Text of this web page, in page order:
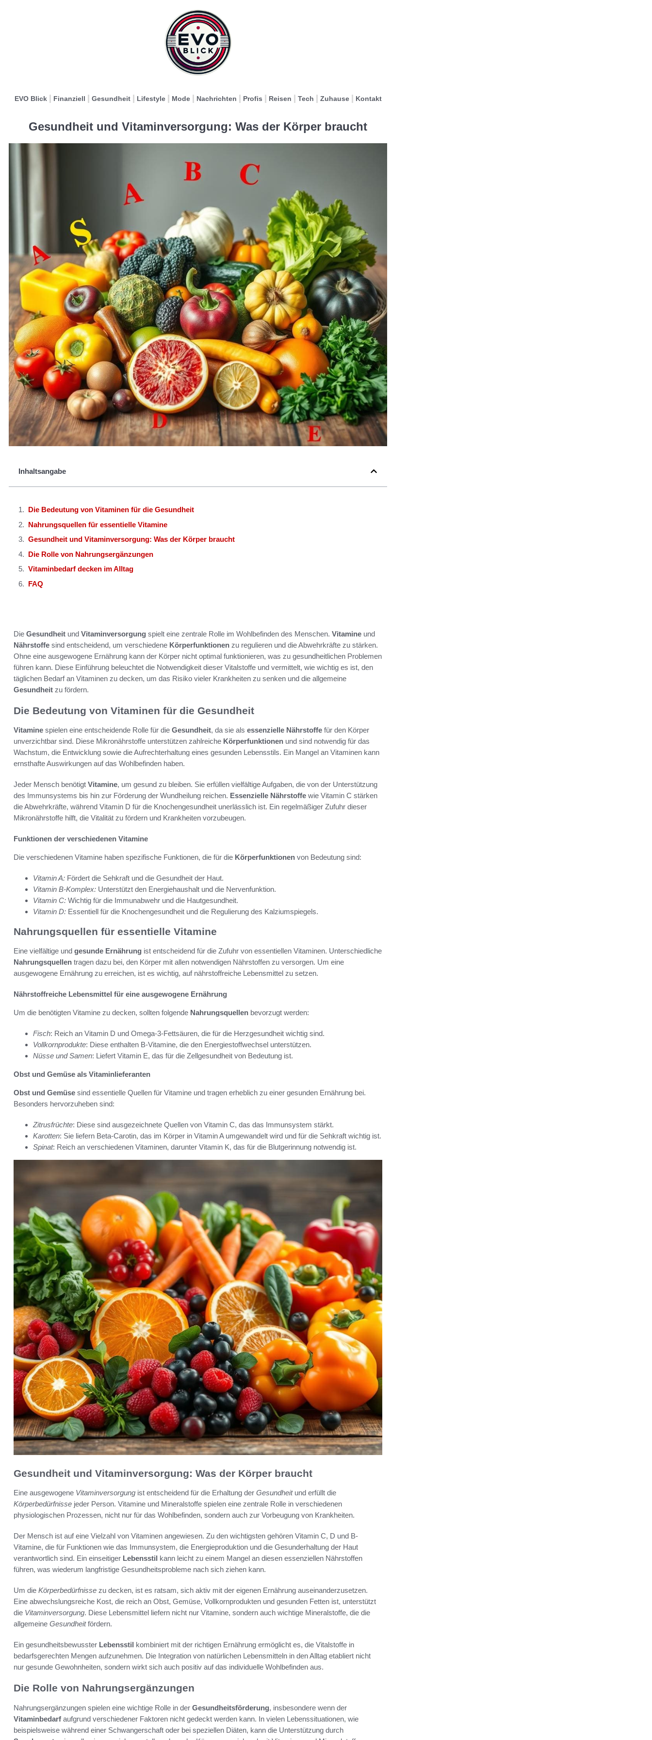
EVO Blick Finanziell Gesundheit Lifestyle Mode Nachrichten Profis Reisen Tech Zuhause Kontakt
Gesundheit und Vitaminversorgung: Was der Körper braucht
Inhaltsangabe
Die Bedeutung von Vitaminen für die Gesundheit
Nahrungsquellen für essentielle Vitamine
Gesundheit und Vitaminversorgung: Was der Körper braucht
Die Rolle von Nahrungsergänzungen
Vitaminbedarf decken im Alltag
FAQ
Die Gesundheit und Vitaminversorgung spielt eine zentrale Rolle im Wohlbefinden des Menschen. Vitamine und
Nährstoffe sind entscheidend, um verschiedene Körperfunktionen zu regulieren und die Abwehrkräfte zu stärken.
Ohne eine ausgewogene Ernährung kann der Körper nicht optimal funktionieren, was zu gesundheitlichen Problemen
führen kann. Diese Einführung beleuchtet die Notwendigkeit dieser Vitalstoffe und vermittelt, wie wichtig es ist, den
täglichen Bedarf an Vitaminen zu decken, um das Risiko vieler Krankheiten zu senken und die allgemeine
Gesundheit zu fördern.
Die Bedeutung von Vitaminen für die Gesundheit
Vitamine spielen eine entscheidende Rolle für die Gesundheit, da sie als essenzielle Nährstoffe für den Körper
unverzichtbar sind. Diese Mikronährstoffe unterstützen zahlreiche Körperfunktionen und sind notwendig für das
Wachstum, die Entwicklung sowie die Aufrechterhaltung eines gesunden Lebensstils. Ein Mangel an Vitaminen kann
ernsthafte Auswirkungen auf das Wohlbefinden haben.
Jeder Mensch benötigt Vitamine, um gesund zu bleiben. Sie erfüllen vielfältige Aufgaben, die von der Unterstützung
des Immunsystems bis hin zur Förderung der Wundheilung reichen. Essenzielle Nährstoffe wie Vitamin C stärken
die Abwehrkräfte, während Vitamin D für die Knochengesundheit unerlässlich ist. Ein regelmäßiger Zufuhr dieser
Mikronährstoffe hilft, die Vitalität zu fördern und Krankheiten vorzubeugen.
Funktionen der verschiedenen Vitamine
Die verschiedenen Vitamine haben spezifische Funktionen, die für die Körperfunktionen von Bedeutung sind:
Vitamin A: Fördert die Sehkraft und die Gesundheit der Haut.
Vitamin B-Komplex: Unterstützt den Energiehaushalt und die Nervenfunktion.
Vitamin C: Wichtig für die Immunabwehr und die Hautgesundheit.
Vitamin D: Essentiell für die Knochengesundheit und die Regulierung des Kalziumspiegels.
Nahrungsquellen für essentielle Vitamine
Eine vielfältige und gesunde Ernährung ist entscheidend für die Zufuhr von essentiellen Vitaminen. Unterschiedliche
Nahrungsquellen tragen dazu bei, den Körper mit allen notwendigen Nährstoffen zu versorgen. Um eine
ausgewogene Ernährung zu erreichen, ist es wichtig, auf nährstoffreiche Lebensmittel zu setzen.
Nährstoffreiche Lebensmittel für eine ausgewogene Ernährung
Um die benötigten Vitamine zu decken, sollten folgende Nahrungsquellen bevorzugt werden:
Fisch: Reich an Vitamin D und Omega-3-Fettsäuren, die für die Herzgesundheit wichtig sind.
Vollkornprodukte: Diese enthalten B-Vitamine, die den Energiestoffwechsel unterstützen.
Nüsse und Samen: Liefert Vitamin E, das für die Zellgesundheit von Bedeutung ist.
Obst und Gemüse als Vitaminlieferanten
Obst und Gemüse sind essentielle Quellen für Vitamine und tragen erheblich zu einer gesunden Ernährung bei.
Besonders hervorzuheben sind:
Zitrusfrüchte: Diese sind ausgezeichnete Quellen von Vitamin C, das das Immunsystem stärkt.
Karotten: Sie liefern Beta-Carotin, das im Körper in Vitamin A umgewandelt wird und für die Sehkraft wichtig ist.
Spinat: Reich an verschiedenen Vitaminen, darunter Vitamin K, das für die Blutgerinnung notwendig ist.
Gesundheit und Vitaminversorgung: Was der Körper braucht
Eine ausgewogene Vitaminversorgung ist entscheidend für die Erhaltung der Gesundheitund erfüllt die
Körperbedürfnisse jeder Person. Vitamine und Mineralstoffe spielen eine zentrale Rolle in verschiedenen
physiologischen Prozessen, nicht nur für das Wohlbefinden, sondern auch zur Vorbeugung von Krankheiten.
Der Mensch ist auf eine Vielzahl von Vitaminen angewiesen. Zu den wichtigsten gehören Vitamin C, D und B-
Vitamine, die für Funktionen wie das Immunsystem, die Energieproduktion und die Gesunderhaltung der Haut
verantwortlich sind. Ein einseitiger Lebensstil
kann leicht zu einem Mangel an diesen essenziellen Nährstoffen
führen, was wiederum langfristige Gesundheitsprobleme nach sich ziehen kann.
Um die Körperbedürfnisse zu decken, ist es ratsam, sich aktiv mit der eigenen Ernährung auseinanderzusetzen.
Eine abwechslungsreiche Kost, die reich an Obst, Gemüse, Vollkornprodukten und gesunden Fetten ist, unterstützt
die Vitaminversorgung. Diese Lebensmittel liefern nicht nur Vitamine, sondern auch wichtige Mineralstoffe, die die
allgemeine Gesundheitfördern.
Ein gesundheitsbewusster Lebensstil
kombiniert mit der richtigen Ernährung ermöglicht es, die Vitalstoffe in
bedarfsgerechten Mengen aufzunehmen. Die Integration von natürlichen Lebensmitteln in den Alltag etabliert nicht
nur gesunde Gewohnheiten, sondern wirkt sich auch positiv auf das individuelle Wohlbefinden aus.
Die Rolle von Nahrungsergänzungen
Nahrungsergänzungen spielen eine wichtige Rolle in der Gesundheitsförderung, insbesondere wenn der
Vitaminbedarf aufgrund verschiedener Faktoren nicht gedeckt werden kann. In vielen Lebenssituationen, wie
beispielsweise während einer Schwangerschaft oder bei speziellen Diäten, kann die Unterstützung durch